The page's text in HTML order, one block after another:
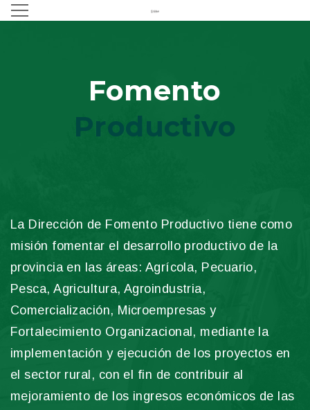
Fomento
Productivo
La Dirección de Fomento Productivo tiene como
misión fomentar el desarrollo productivo de la
provincia en las áreas: Agrícola, Pecuario,
Pesca, Agricultura, Agroindustria,
Comercialización, Microempresas y
Fortalecimiento Organizacional, mediante la
implementación y ejecución de los proyectos en
el sector rural, con el fin de contribuir al
mejoramiento de los ingresos económicos de las